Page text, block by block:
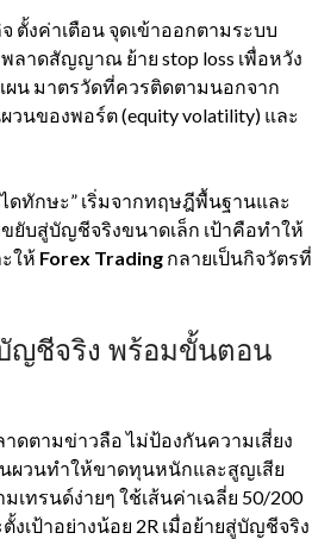
ตั้งค่าเตือน จุดเข้าออกตามระบบ
าดสัญญาณ ย้าย stop loss เพื่อหวัง
ผน มาตรวัดที่ควรติดตามนอกจาก
วนของพอร์ต (equity volatility) และ
ดทักษะ” เริ่มจากทฤษฎีพื้นฐานและ
ยับสู่บัญชีจริงขนาดเล็ก เป้าคือทำให้
ให้ Forex Trading กลายเป็นกิจวัตรที่
ญชีจริง พร้อมขั้นตอน
ดตามข่าวลือ ไม่ป้องกันความเสี่ยง
นผวนทำให้ขาดทุนหนักและสูญเสีย
เทรนด์ง่ายๆ ใช้เส้นค่าเฉลี่ย 50/200
งเป้าอย่างน้อย 2R เมื่อย้ายสู่บัญชีจริง